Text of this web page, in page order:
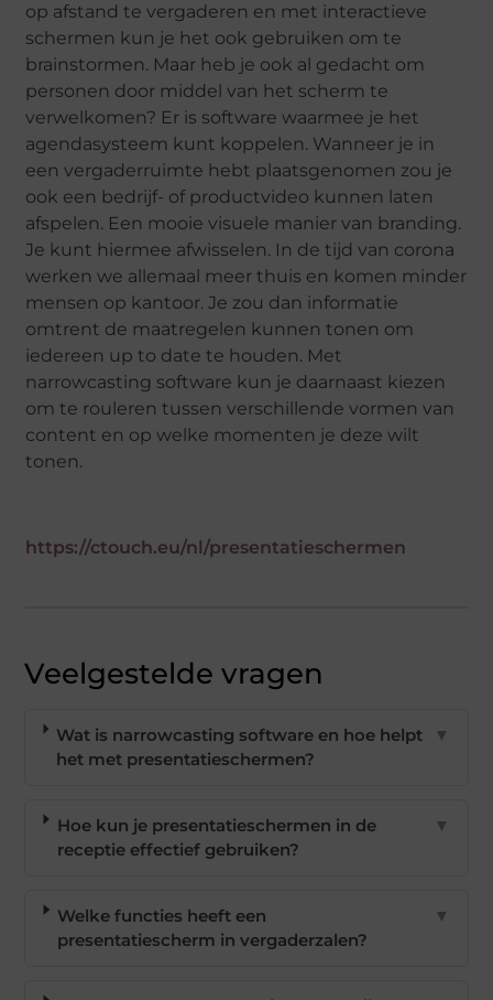
op afstand te vergaderen en met interactieve
schermen kun je het ook gebruiken om te
brainstormen. Maar heb je ook al gedacht om
personen door middel van het scherm te
verwelkomen? Er is software waarmee je het
agendasysteem kunt koppelen. Wanneer je in
een vergaderruimte hebt plaatsgenomen zou je
ook een bedrijf- of productvideo kunnen laten
afspelen. Een mooie visuele manier van branding.
Je kunt hiermee afwisselen. In de tijd van corona
werken we allemaal meer thuis en komen minder
mensen op kantoor. Je zou dan informatie
omtrent de maatregelen kunnen tonen om
iedereen up to date te houden. Met
narrowcasting software kun je daarnaast kiezen
om te rouleren tussen verschillende vormen van
content en op welke momenten je deze wilt
tonen.
https://ctouch.eu/nl/presentatieschermen
Veelgestelde vragen
Wat is narrowcasting software en hoe helpt
het met presentatieschermen?
▼
Hoe kun je presentatieschermen in de
receptie effectief gebruiken?
▼
Welke functies heeft een
presentatiescherm in vergaderzalen?
▼